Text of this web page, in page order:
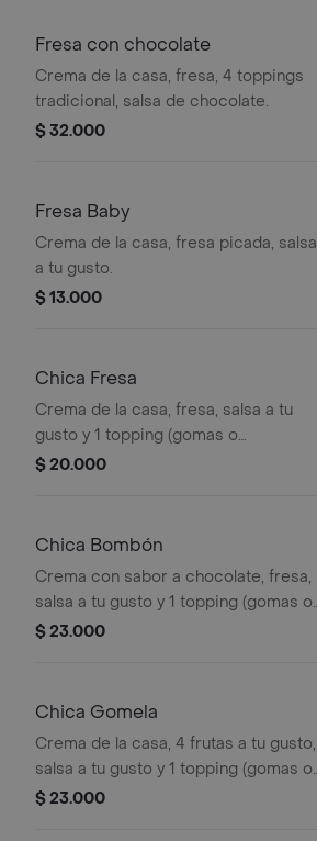
Fresa con chocolate
Crema de la casa, fresa, 4 toppings
tradicional, salsa de chocolate.
$ 32.000
Fresa Baby
Crema de la casa, fresa picada, salsa
a tu gusto.
$ 13.000
Chica Fresa
Crema de la casa, fresa, salsa a tu
gusto y 1 topping (gomas o
masmellows).
$ 20.000
Chica Bombón
Crema con sabor a chocolate, fresa,
salsa a tu gusto y 1 topping (gomas o
masmellows).
$ 23.000
Chica Gomela
Crema de la casa, 4 frutas a tu gusto,
salsa a tu gusto y 1 topping (gomas o
masmellows).
$ 23.000